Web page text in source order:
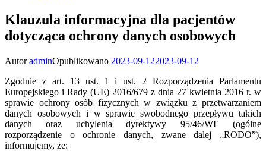
Klauzula informacyjna dla pacjentów
dotycząca ochrony danych osobowych
AutoradminOpublikowano 2023-09-122023-09-12
Zgodnie z art. 13 ust. 1 i ust. 2 Rozporządzenia Parlamentu
Europejskiego i Rady (UE) 2016/679 z dnia 27 kwietnia 2016 r. w
sprawie ochrony osób fizycznych w związku z przetwarzaniem
danych osobowych i w sprawie swobodnego przepływu takich
danych oraz uchylenia dyrektywy 95/46/WE (ogólne
rozporządzenie o ochronie danych, zwane dalej „RODO”),
informujemy, że: